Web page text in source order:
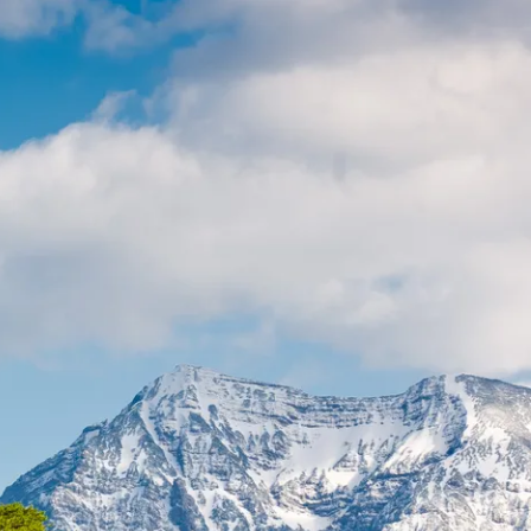
& Verkehr
im Kurpark
Tourismus